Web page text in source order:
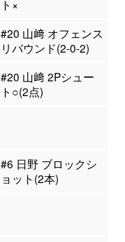
ト×
#20 山﨑 オフェンス
リバウンド(2-0-2)
#20 山﨑 2Pシュー
ト○(2点)
#6 日野 ブロックシ
ョット(2本)